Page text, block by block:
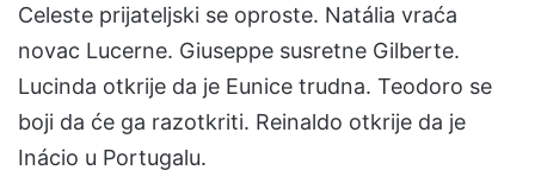
Celeste prijateljski se oproste. Natália vraća
novac Lucerne. Giuseppe susretne Gilberte.
Lucinda otkrije da je Eunice trudna. Teodoro se
boji da će ga razotkriti. Reinaldo otkrije da je
Inácio u Portugalu.